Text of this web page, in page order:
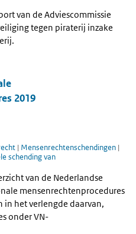
van de Adviescommissie
tegen piraterij inzake
2019
| Mensenrechtenschendingen |
schending van
van de Nederlandse
mensenrechtenprocedures
het verlengde daarvan,
onder VN-